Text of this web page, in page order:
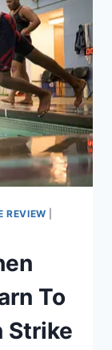
REVIEW
To
Strike